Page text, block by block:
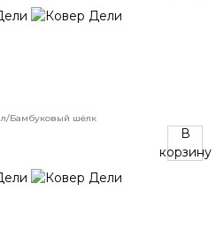
Бамбуковый шёлк
В
корзину